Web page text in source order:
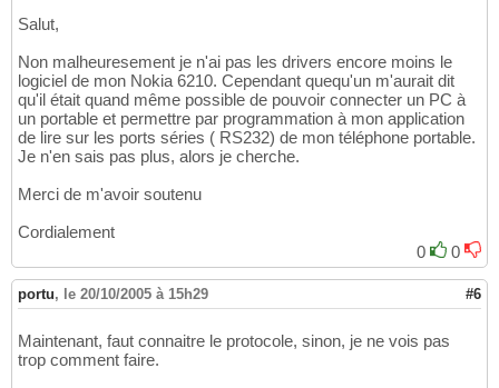
Salut,
Non malheuresement je n'ai pas les drivers encore moins le
logiciel de mon Nokia 6210. Cependant quequ'un m'aurait dit
qu'il était quand même possible de pouvoir connecter un PC à
un portable et permettre par programmation à mon application
de lire sur les ports séries ( RS232) de mon téléphone portable.
Je n'en sais pas plus, alors je cherche.
Merci de m'avoir soutenu
Cordialement
0
0
portu, le 20/10/2005 à 15h29 #6
Maintenant, faut connaitre le protocole, sinon, je ne vois pas
trop comment faire.